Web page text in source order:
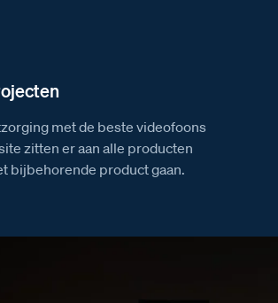
met de beste videofoons
zitten er aan alle producten
bijbehorende product gaan.